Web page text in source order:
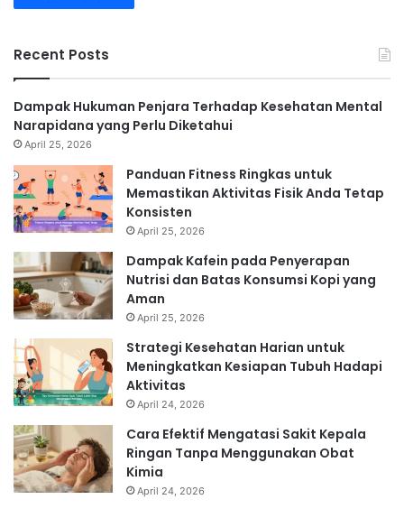
Recent Posts
Dampak Hukuman Penjara Terhadap Kesehatan Mental
Narapidana yang Perlu Diketahui
April 25, 2026
Panduan Fitness Ringkas untuk
Memastikan Aktivitas Fisik Anda Tetap
Konsisten
April 25, 2026
Dampak Kafein pada Penyerapan
Nutrisi dan Batas Konsumsi Kopi yang
Aman
April 25, 2026
Strategi Kesehatan Harian untuk
Meningkatkan Kesiapan Tubuh Hadapi
Aktivitas
April 24, 2026
Cara Efektif Mengatasi Sakit Kepala
Ringan Tanpa Menggunakan Obat
Kimia
April 24, 2026